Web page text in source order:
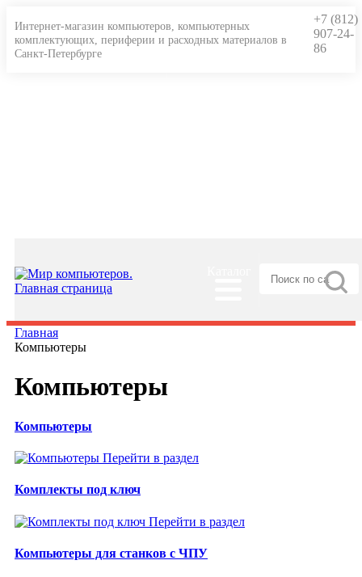
Интернет-магазин компьютеров, компьютерных
комплектующих, периферии и расходных материалов в
Санкт-Петербурге
+7 (812)
907-24-
86
Главная
Компьютеры
Компьютеры
Компьютеры
Перейти в раздел
Комплекты под ключ
Перейти в раздел
Компьютеры для станков с ЧПУ